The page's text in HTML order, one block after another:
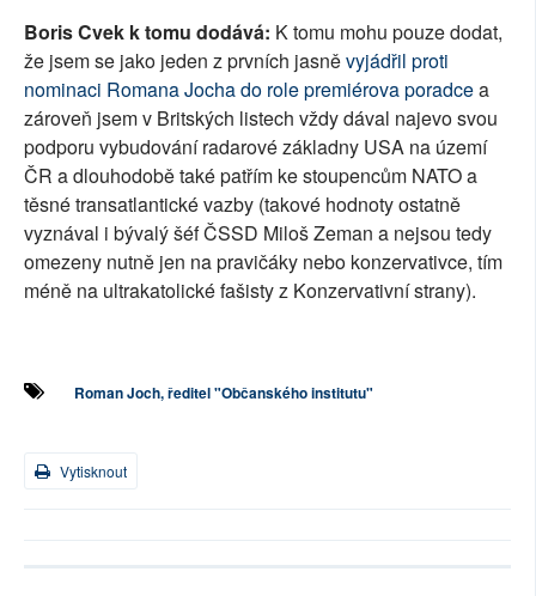
Boris Cvek k tomu dodává: K tomu mohu pouze dodat,
že jsem se jako jeden z prvních jasněvyjádřil proti
nominaci Romana Jocha do role premiérova poradcea
zároveň jsem v Britských listech vždy dával najevo svou
podporu vybudování radarové základny USA na území
ČR a dlouhodobě také patřím ke stoupencům NATO a
těsné transatlantické vazby (takové hodnoty ostatně
vyznával i bývalý šéf ČSSD Miloš Zeman a nejsou tedy
omezeny nutně jen na pravičáky nebo konzervativce, tím
méně na ultrakatolické fašisty z Konzervativní strany).
Roman Joch, ředitel "Občanského institutu"
Vytisknout